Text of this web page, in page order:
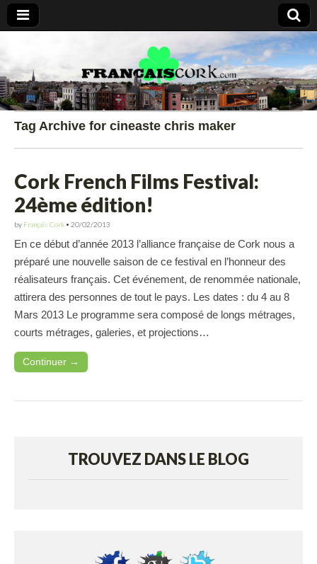
Francais Cork
Tag Archive for cineaste chris maker
Cork French Films Festival:
24ème édition!
by Français Cork • 20/02/2013
En ce début d’année 2013 l’alliance française de Cork nous a
préparé une nouvelle saison de ce festival en l’honneur des
réalisateurs français. Cet événement, de renommée nationale,
attirera des personnes de tout le pays. Les dates : du 4 au 8
Mars 2013 Le programme sera composé de longs métrages,
courts métrages, galeries, et projections…
Continuer →
TROUVEZ DANS LE BLOG